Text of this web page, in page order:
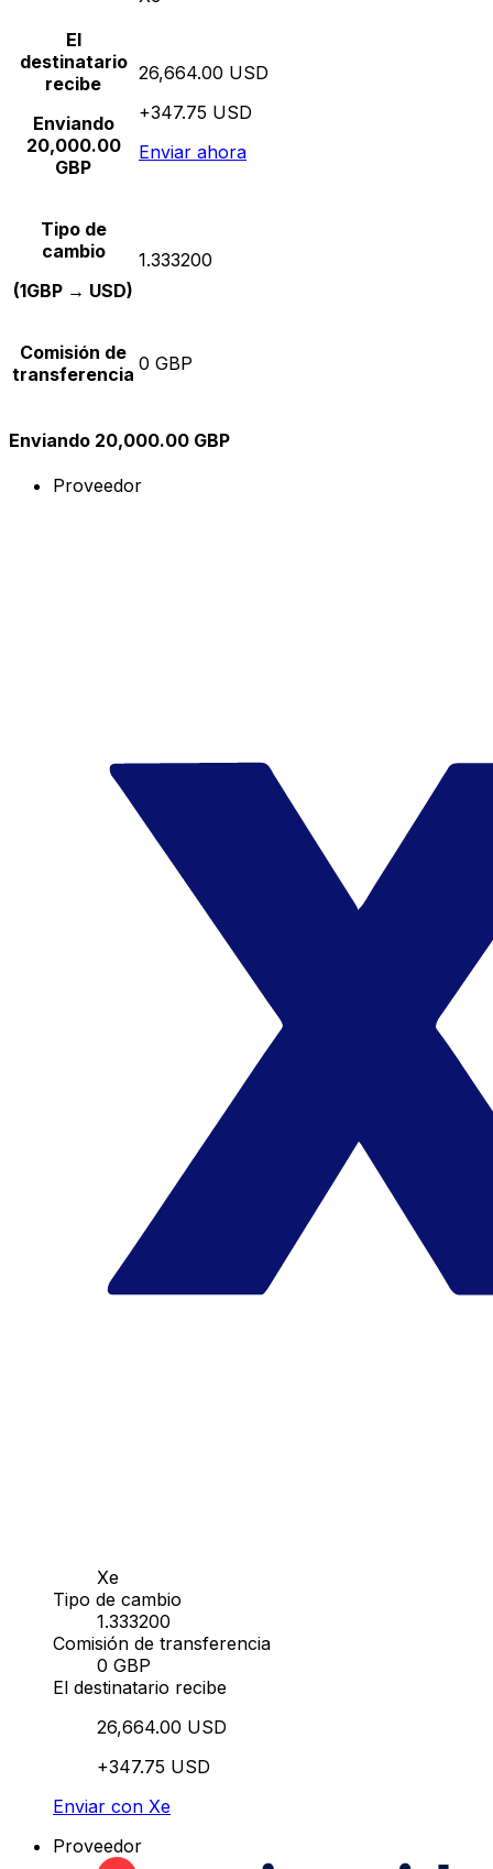
El
destinatario
recibe
Enviando
20,000.00
GBP
26,664.00 USD
+347.75 USD
Enviar ahora
Tipo de
cambio
(1GBP → USD)
1.333200
Comisión de
transferencia 0 GBP
Enviando 20,000.00 GBP
Proveedor
Xe
Tipo de cambio
1.333200
Comisión de transferencia
0 GBP
El destinatario recibe
26,664.00 USD
+347.75 USD
Enviar con Xe
Proveedor